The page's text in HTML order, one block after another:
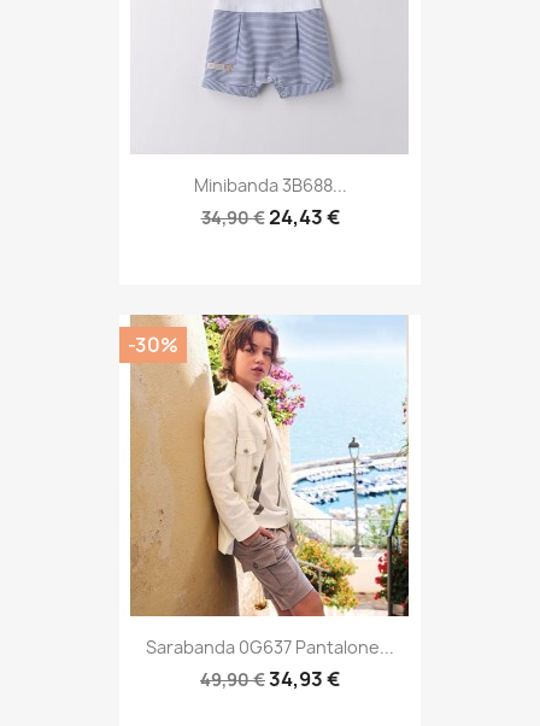
Minibanda 3B688...
34,90 €24,43 €
Sarabanda 0G637 Pantalone...
49,90 €34,93 €
-30%